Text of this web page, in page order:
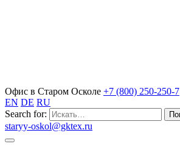
Офис в Старом Осколе +7 (800) 250-250-7
EN DE RU
Search for:
staryy-oskol@gktex.ru